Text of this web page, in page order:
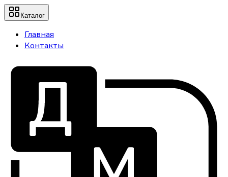
Каталог
Главная
Контакты